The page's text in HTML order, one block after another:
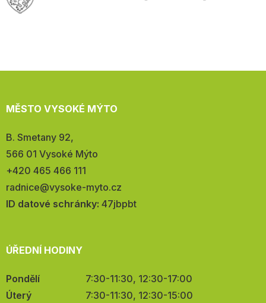
MĚSTO VYSOKÉ MÝTO
Adresa:
B. Smetany 92,
566 01 Vysoké Mýto
Telefon:
+420 465 466 111
E-
mail:
radnice@vysoke-myto.cz
ID datové schránky: 47jbpbt
ÚŘEDNÍ HODINY
Pondělí
7:30-11:30, 12:30-17:00
Úterý
7:30-11:30, 12:30-15:00